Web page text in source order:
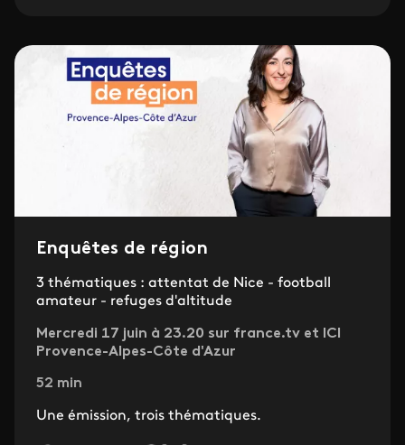
Enquêtes de région
3 thématiques : attentat de Nice - football
amateur - refuges d'altitude
Mercredi 17 juin à 23.20 sur france.tv et ICI
Provence-Alpes-Côte d'Azur
52 min
Une émission, trois thématiques.